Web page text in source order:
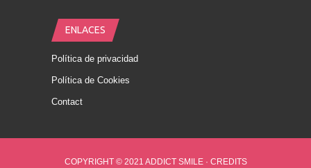
ENLACES
Política de privacidad
Política de Cookies
Contact
COPYRIGHT © 2021 ADDICT SMILE · CREDITS